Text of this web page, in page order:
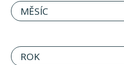
MĚSÍC
ROK